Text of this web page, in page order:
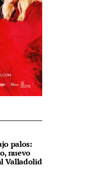
palos:
nuevo
Valladolid